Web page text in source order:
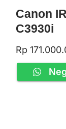
Canon
C3930i
Rp